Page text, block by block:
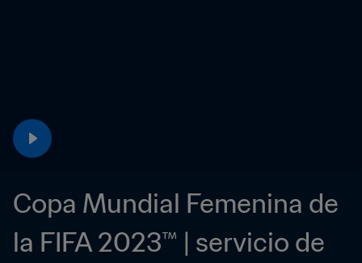
Copa Mundial Femenina de
la FIFA 2023™ | servicio de